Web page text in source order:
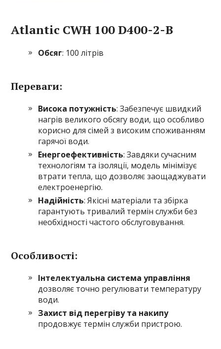
Atlantic CWH 100 D400-2-B
Обсяг: 100 літрів
Переваги:
Висока потужність: Забезпечує швидкий
нагрів великого обсягу води, що особливо
корисно для сімей з високим споживанням
гарячої води.
Енергоефективність: Завдяки сучасним
технологіям та ізоляції, модель мінімізує
втрати тепла, що дозволяє заощаджувати
електроенергію.
Надійність: Якісні матеріали та збірка
гарантують тривалий термін служби без
необхідності частого обслуговування.
Особливості:
Інтелектуальна система управління
дозволяє точно регулювати температуру
води.
Захист від перегріву та накипу
продовжує термін служби пристрою.